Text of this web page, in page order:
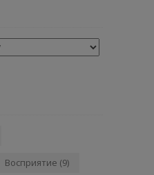
Восприятие (9)